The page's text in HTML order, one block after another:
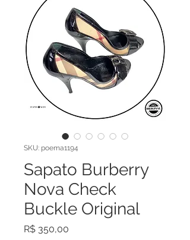
SKU: poema1194
Sapato Burberry
Nova Check
Buckle Original
R$ 350,00